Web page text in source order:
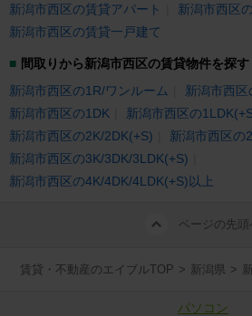
新潟市西区の賃貸アパート
新潟市西区
新潟市西区の賃貸一戸建て
間取りから新潟市西区の賃貸物件を探す
新潟市西区の1R/ワンルーム
新潟市西区
新潟市西区の1DK
新潟市西区の
新潟市西区の2K/2DK(+S)
新潟市西区の
新潟市西区の3K/3DK/3LDK(+S)
新潟市西区の4K/4DK/4LDK(+S)以上
ページの先頭
賃貸・不動産のエイブルTOP > 新潟県 >
パソコン